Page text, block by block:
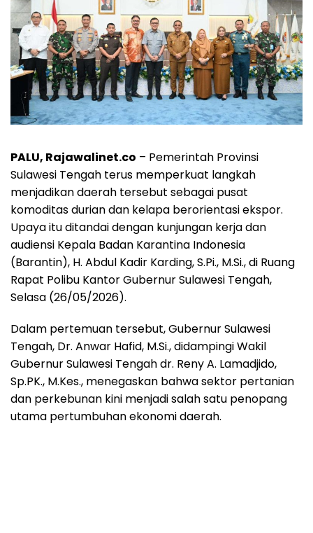
PALU, Rajawalinet.co – Pemerintah Provinsi
Sulawesi Tengah terus memperkuat langkah
menjadikan daerah tersebut sebagai pusat
komoditas durian dan kelapa berorientasi ekspor.
Upaya itu ditandai dengan kunjungan kerja dan
audiensi Kepala Badan Karantina Indonesia
(Barantin), H. Abdul Kadir Karding, S.Pi., M.Si., di Ruang
Rapat Polibu Kantor Gubernur Sulawesi Tengah,
Selasa (26/05/2026).
Dalam pertemuan tersebut, Gubernur Sulawesi
Tengah, Dr. Anwar Hafid, M.Si., didampingi Wakil
Gubernur Sulawesi Tengah dr. Reny A. Lamadjido,
Sp.PK., M.Kes., menegaskan bahwa sektor pertanian
dan perkebunan kini menjadi salah satu penopang
utama pertumbuhan ekonomi daerah.